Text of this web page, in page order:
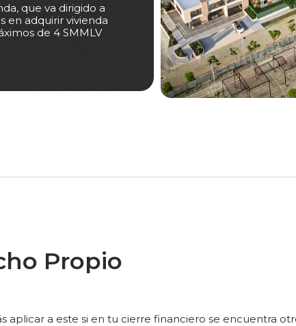
que va dirigido a
en adquirir vivienda
de 4 SMMLV
Propio
a este si en tu cierre financiero se encuentra